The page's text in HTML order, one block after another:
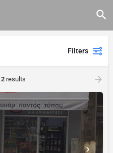
Filters
2results